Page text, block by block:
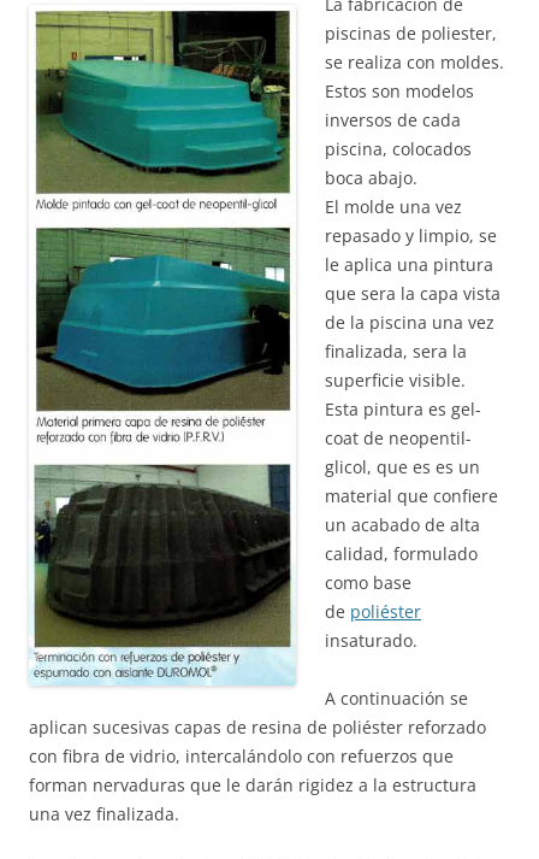
La fabricación de
piscinas de poliester,
se realiza con moldes.
Estos son modelos
inversos de cada
piscina, colocados
boca abajo.
El molde una vez
repasado y limpio, se
le aplica una pintura
que sera la capa vista
de la piscina una vez
finalizada, sera la
superficie visible.
Esta pintura es gel-
coat de neopentil-
glicol, que es es un
material que confiere
un acabado de alta
calidad, formulado
como base
de poliéster
insaturado.
A continuación se
aplican sucesivas capas de resina de poliéster reforzado
con fibra de vidrio, intercalándolo con refuerzos que
forman nervaduras que le darán rigidez a la estructura
una vez finalizada.